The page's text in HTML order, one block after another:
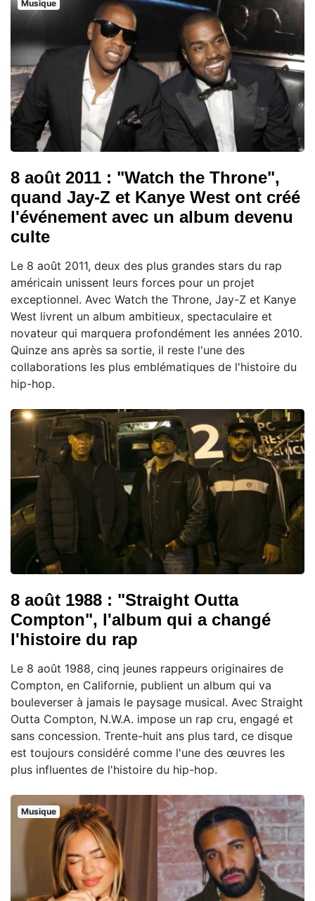
Musique
8 août 2011 : "Watch the Throne",
quand Jay-Z et Kanye West ont créé
l'événement avec un album devenu
culte
Le 8 août 2011, deux des plus grandes stars du rap
américain unissent leurs forces pour un projet
exceptionnel. Avec Watch the Throne, Jay-Z et Kanye
West livrent un album ambitieux, spectaculaire et
novateur qui marquera profondément les années 2010.
Quinze ans après sa sortie, il reste l'une des
collaborations les plus emblématiques de l'histoire du
hip-hop.
8 août 1988 : "Straight Outta
Compton", l'album qui a changé
l'histoire du rap
Le 8 août 1988, cinq jeunes rappeurs originaires de
Compton, en Californie, publient un album qui va
bouleverser à jamais le paysage musical. Avec Straight
Outta Compton, N.W.A. impose un rap cru, engagé et
sans concession. Trente-huit ans plus tard, ce disque
est toujours considéré comme l'une des œuvres les
plus influentes de l'histoire du hip-hop.
Musique